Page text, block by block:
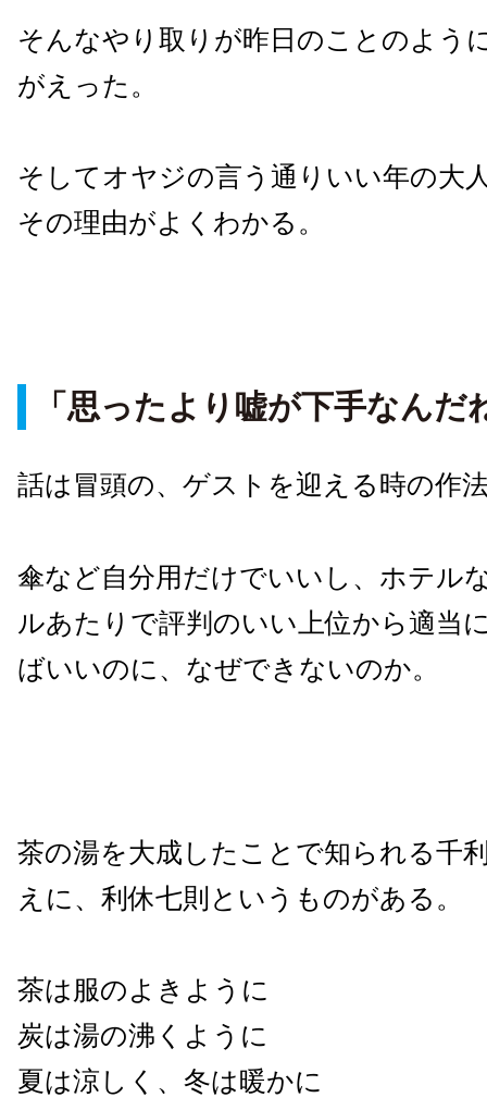
そんなやり取りが昨日のことのよう
がえった。
そしてオヤジの言う通りいい年の大
その理由がよくわかる。
「思ったより嘘が下手なんだ
話は冒頭の、ゲストを迎える時の作
傘など自分用だけでいいし、ホテル
ルあたりで評判のいい上位から適当
ばいいのに、なぜできないのか。
茶の湯を大成したことで知られる千
えに、利休七則というものがある。
茶は服のよきように
炭は湯の沸くように
夏は涼しく、冬は暖かに